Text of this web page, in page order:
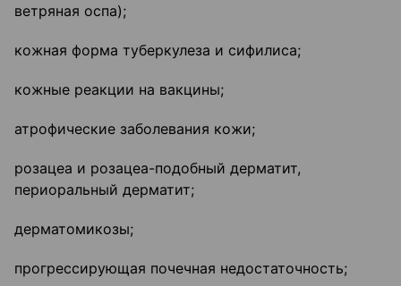
ветряная оспа);
кожная форма туберкулеза и сифилиса;
кожные реакции на вакцины;
атрофические заболевания кожи;
розацеа и розацеа-подобный дерматит,
периоральный дерматит;
дерматомикозы;
прогрессирующая почечная недостаточность;